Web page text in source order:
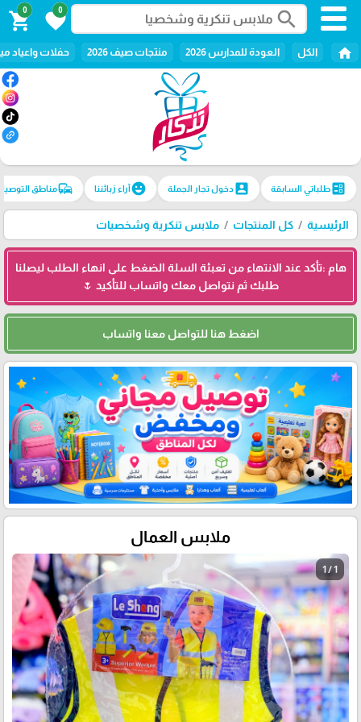
search
0
favorite
0
shopping_cart
home الكل العودة للمدارس 2026 منتجات صيف 2026 حفلات واعياد
ballotطلباتي السابقة account_boxدخول تجار الجملة emoji_emotionsآراء زبائننا commuteمناطق
الرئيسية كل المنتجات ملابس تنكرية وشخصيات
هام :تأكد عند الانتهاء من تعبئة السلة الضغط على انهاء الطلب ليصلنا
طلبك ثم نتواصل معك واتساب للتأكيد 🌷
اضغط هنا للتواصل معنا واتساب
ملابس العمال
1 / 1